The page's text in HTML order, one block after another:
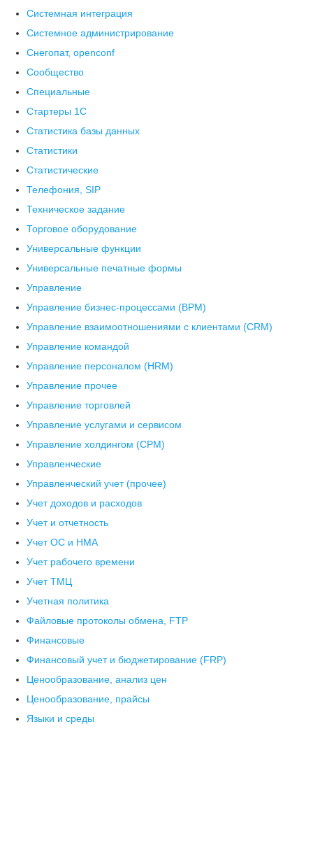
Системная интеграция
Системное администрирование
Снегопат, openconf
Сообщество
Специальные
Стартеры 1С
Статистика базы данных
Статистики
Статистические
Телефония, SIP
Техническое задание
Торговое оборудование
Универсальные функции
Универсальные печатные формы
Управление
Управление бизнес-процессами (BPM)
Управление взаимоотношениями с клиентами (СRM)
Управление командой
Управление персоналом (HRM)
Управление прочее
Управление торговлей
Управление услугами и сервисом
Управление холдингом (CPM)
Управленческие
Управленческий учет (прочее)
Учет доходов и расходов
Учет и отчетность
Учет ОС и НМА
Учет рабочего времени
Учет ТМЦ
Учетная политика
Файловые протоколы обмена, FTP
Финансовые
Финансовый учет и бюджетирование (FRP)
Ценообразование, анализ цен
Ценообразование, прайсы
Языки и среды